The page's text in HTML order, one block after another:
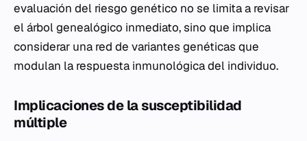
evaluación del riesgo genético no se limita a revisar
el árbol genealógico inmediato, sino que implica
considerar una red de variantes genéticas que
modulan la respuesta inmunológica del individuo.
Implicaciones de la susceptibilidad
múltiple